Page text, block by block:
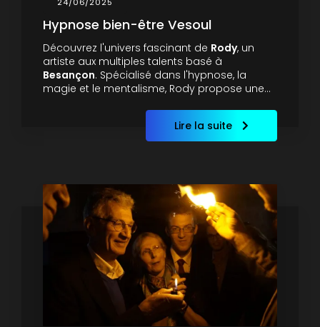
Hypnose bien-être Vesoul
Découvrez l'univers fascinant de Rody, un
artiste aux multiples talents basé à
Besançon. Spécialisé dans l'hypnose, la
magie et le mentalisme, Rody propose une…
Lire la suite